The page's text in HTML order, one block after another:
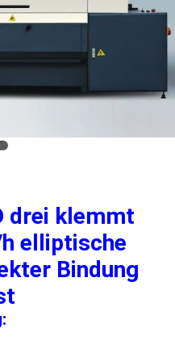
drei klemmt
elliptische
Bindung